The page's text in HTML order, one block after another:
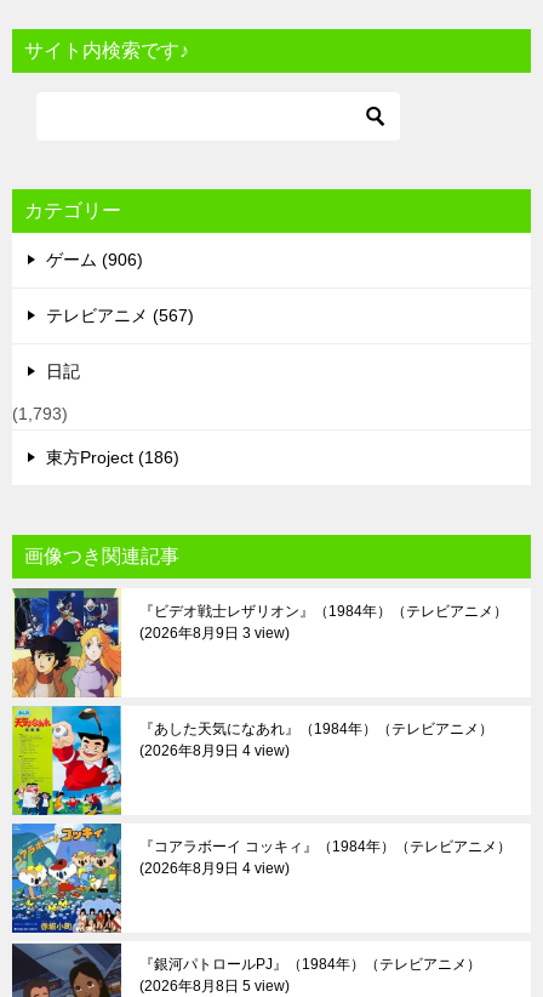
サイト内検索です♪
カテゴリー
ゲーム (906)
テレビアニメ (567)
日記
(1,793)
東方Project (186)
画像つき関連記事
『ビデオ戦士レザリオン』（1984年）（テレビアニメ）
2026年8月9日 3 view
『あした天気になあれ』（1984年）（テレビアニメ）
2026年8月9日 4 view
『コアラボーイ コッキィ』（1984年）（テレビアニメ）
2026年8月9日 4 view
『銀河パトロールPJ』（1984年）（テレビアニメ）
2026年8月8日 5 view